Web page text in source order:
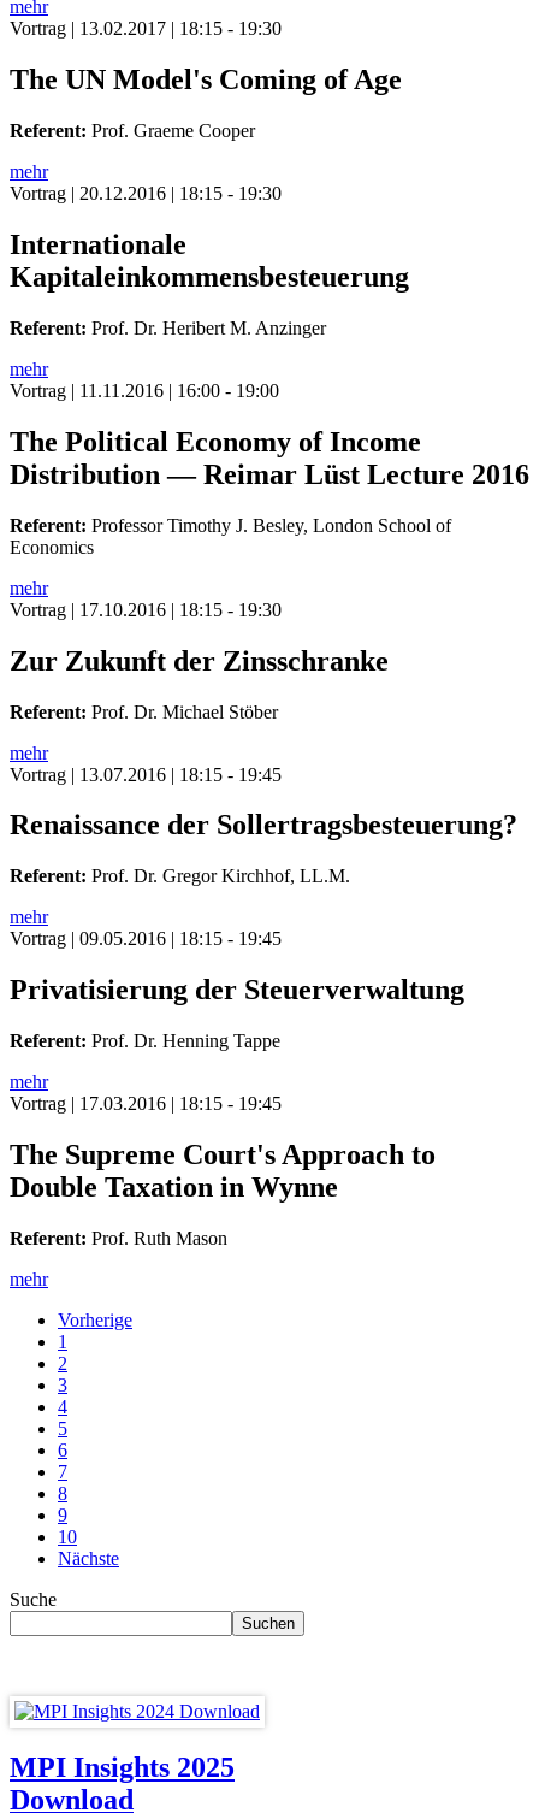
mehr
Vortrag | 13.02.2017 | 18:15 - 19:30
The UN Model's Coming of Age
Referent: Prof. Graeme Cooper
mehr
Vortrag | 20.12.2016 | 18:15 - 19:30
Internationale
Kapitaleinkommensbesteuerung
Referent: Prof. Dr. Heribert M. Anzinger
mehr
Vortrag | 11.11.2016 | 16:00 - 19:00
The Political Economy of Income
Distribution — Reimar Lüst Lecture 2016
Referent: Professor Timothy J. Besley, London School of
Economics
mehr
Vortrag | 17.10.2016 | 18:15 - 19:30
Zur Zukunft der Zinsschranke
Referent: Prof. Dr. Michael Stöber
mehr
Vortrag | 13.07.2016 | 18:15 - 19:45
Renaissance der Sollertragsbesteuerung?
Referent: Prof. Dr. Gregor Kirchhof, LL.M.
mehr
Vortrag | 09.05.2016 | 18:15 - 19:45
Privatisierung der Steuerverwaltung
Referent: Prof. Dr. Henning Tappe
mehr
Vortrag | 17.03.2016 | 18:15 - 19:45
The Supreme Court's Approach to
Double Taxation in Wynne
Referent: Prof. Ruth Mason
mehr
Vorherige
1
2
3
4
5
6
7
8
9
10
Nächste
Suche
MPI Insights 2025
Download